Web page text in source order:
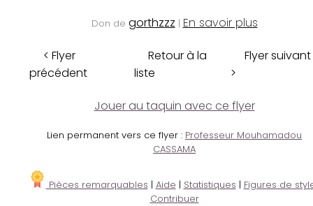
Don de gorthzzz | En savoir plus
< Flyer
précédent
Retour à la
liste
Flyer suivant
>
Jouer au taquin avec ce flyer
Lien permanent vers ce flyer : Professeur Mouhamadou
CASSAMA
Pièces remarquables | Aide | Statistiques | Figures de
Contribuer